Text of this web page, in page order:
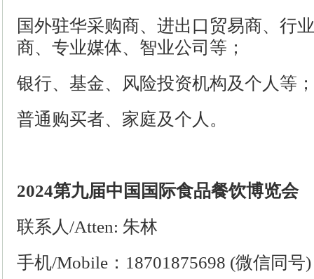
国外驻华采购商、进出口贸易商、行
商、专业媒体、智业公司等；
银行、基金、风险投资机构及个人等；
普通购买者、家庭及个人。
2024第九届中国国际食品餐饮博览会
联系人/Atten: 朱林
手机/Mobile：18701875698 (微信同号)